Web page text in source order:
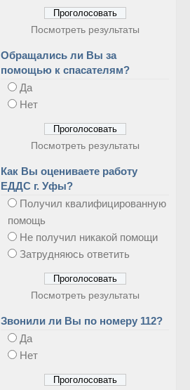
Посмотреть результаты
Обращались ли Вы за
помощью к спасателям?
Да
Нет
Посмотреть результаты
Как Вы оцениваете работу
ЕДДС г. Уфы?
Получил квалифицированную
помощь
Не получил никакой помощи
Затрудняюсь ответить
Посмотреть результаты
Звонили ли Вы по номеру 112?
Да
Нет